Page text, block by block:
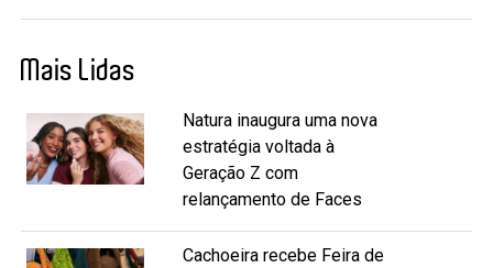
Mais Lidas
Natura inaugura uma nova
estratégia voltada à
Geração Z com
relançamento de Faces
Cachoeira recebe Feira de